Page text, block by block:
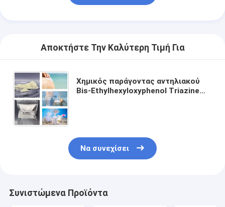
Αποκτήστε Την Καλύτερη Τιμή Για
Χημικός παράγοντας αντηλιακού
Bis-Ethylhexyloxyphenol Triazine
Να συνεχίσει
Συνιστώμενα Προϊόντα